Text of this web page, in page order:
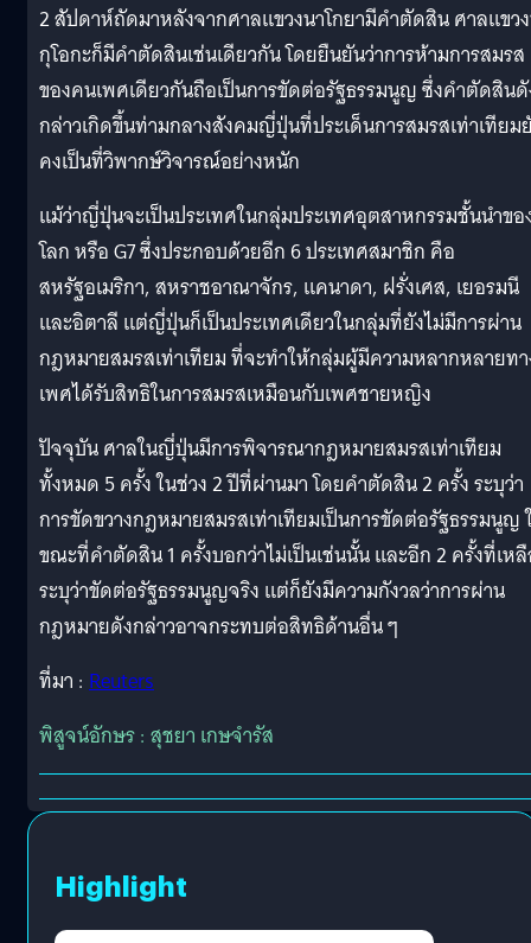
2 สัปดาห์ถัดมาหลังจากศาลแขวงนาโกยามีคำตัดสิน ศาลแขว
กุโอกะก็มีคำตัดสินเช่นเดียวกัน โดยยืนยันว่าการห้ามการสมรส
ของคนเพศเดียวกันถือเป็นการขัดต่อรัฐธรรมนูญ ซึ่งคำตัดสิน
กล่าวเกิดขึ้นท่ามกลางสังคมญี่ปุ่นที่ประเด็นการสมรสเท่าเทียม
คงเป็นที่วิพากษ์วิจารณ์อย่างหนัก
แม้ว่าญี่ปุ่นจะเป็นประเทศในกลุ่มประเทศอุตสาหกรรมชั้นนำขอ
โลก หรือ G7 ซึ่งประกอบด้วยอีก 6 ประเทศสมาชิก คือ
สหรัฐอเมริกา, สหราชอาณาจักร, แคนาดา, ฝรั่งเศส, เยอรมนี
และอิตาลี แต่ญี่ปุ่นก็เป็นประเทศเดียวในกลุ่มที่ยังไม่มีการผ่าน
กฎหมายสมรสเท่าเทียม ที่จะทำให้กลุ่มผู้มีความหลากหลายท
เพศได้รับสิทธิในการสมรสเหมือนกับเพศชายหญิง
ปัจจุบัน ศาลในญี่ปุ่นมีการพิจารณากฎหมายสมรสเท่าเทียม
ทั้งหมด 5 ครั้ง ในช่วง 2 ปีที่ผ่านมา โดยคำตัดสิน 2 ครั้ง ระบุว่า
การขัดขวางกฎหมายสมรสเท่าเทียมเป็นการขัดต่อรัฐธรรมนูญ
ขณะที่คำตัดสิน 1 ครั้งบอกว่าไม่เป็นเช่นนั้น และอีก 2 ครั้งที่เห
ระบุว่าขัดต่อรัฐธรรมนูญจริง แต่ก็ยังมีความกังวลว่าการผ่าน
กฎหมายดังกล่าวอาจกระทบต่อสิทธิด้านอื่น ๆ
ที่มา : Reuters
พิสูจน์อักษร : สุชยา เกษจำรัส
Highlight